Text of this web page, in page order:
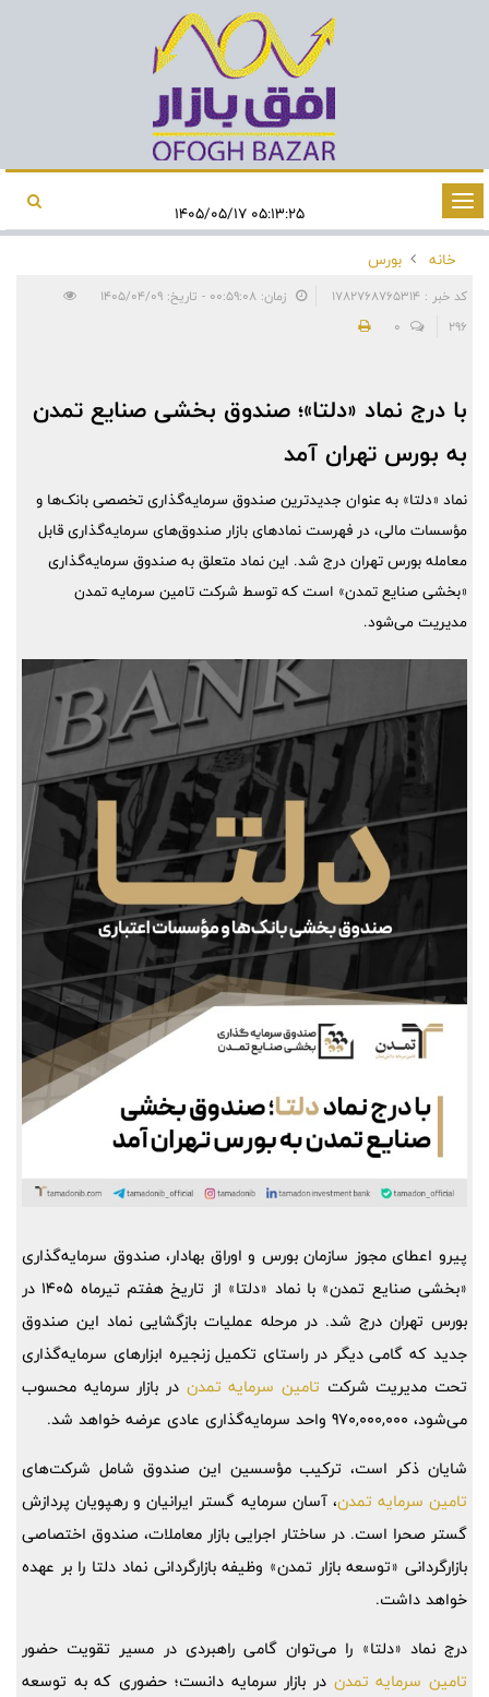
تغییر
وضعیت
ناوبری
خانه
بورس
کد خبر : 1782768765314
زمان: ۰۰:۵۹:۰۸ - تاریخ: ۱۴۰۵/۰۴/۰۹
296
0
با درج نماد «دلتا»؛ صندوق بخشی صنایع تمدن
به بورس تهران آمد
نماد «دلتا» به عنوان جدیدترین صندوق سرمایه‌گذاری تخصصی بانک‌ها و
مؤسسات مالی، در فهرست نمادهای بازار صندوق‌های سرمایه‌گذاری قابل
معامله بورس تهران درج شد. این نماد متعلق به صندوق سرمایه‌گذاری
«بخشی صنایع تمدن» است که توسط شرکت تامین سرمایه تمدن
مدیریت می‌شود.
پیرو اعطای مجوز سازمان بورس و اوراق بهادار، صندوق سرمایه‌گذاری
«بخشی صنایع تمدن» با نماد «دلتا» از تاریخ هفتم تیرماه 1405 در
بورس تهران درج شد. در مرحله عملیات بازگشایی نماد این صندوق
جدید که گامی دیگر در راستای تکمیل زنجیره ابزارهای سرمایه‌گذاری
تحت مدیریت شرکت تامین سرمایه تمدن در بازار سرمایه محسوب
می‌شود، 970,000,000 واحد سرمایه‌گذاری عادی عرضه خواهد شد.
شایان ذکر است، ترکیب مؤسسین این صندوق شامل شرکت‌های
تامین سرمایه تمدن، آسان سرمایه گستر ایرانیان و رهپویان پردازش
گستر صحرا است. در ساختار اجرایی بازار معاملات، صندوق اختصاصی
بازارگردانی «توسعه بازار تمدن» وظیفه بازارگردانی نماد دلتا را بر عهده
خواهد داشت.
درج نماد «دلتا» را می‌توان گامی راهبردی در مسیر تقویت حضور
تامین سرمایه تمدن در بازار سرمایه دانست؛ حضوری که به توسعه